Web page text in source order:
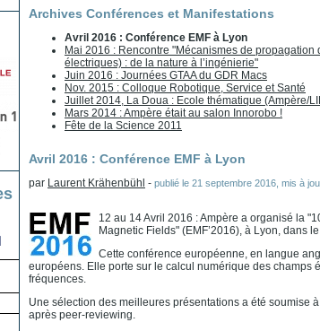
Archives Conférences et Manifestations
Avril 2016 : Conférence EMF à Lyon
Mai 2016 : Rencontre "Mécanismes de
électriques) : de la nature à l’ingénierie"
Juin 2016 : Journées GTAA du GDR Macs
Nov. 2015 : Colloque Robotique, Service et Santé
Juillet 2014, La Doua : Ecole thématique (Ampère/
Mars 2014 : Ampère était au salon Innorobo !
Fête de la Science 2011
Avril 2016 : Conférence EMF à Lyon
par Laurent Krähenbühl - publié le 21 septembre 2016 mis à
12 au 14 Avril 2016 : Ampère a organisé la
Magnetic Fields" (EMF’2016), à Lyon, dans
Cette conférence européenne, en langue
européens. Elle porte sur le calcul numérique des champs
fréquences.
Une sélection des meilleures présentations a été soumise
après peer-reviewing.